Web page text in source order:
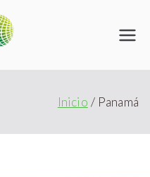
Connecting the World
Inicio Panamá